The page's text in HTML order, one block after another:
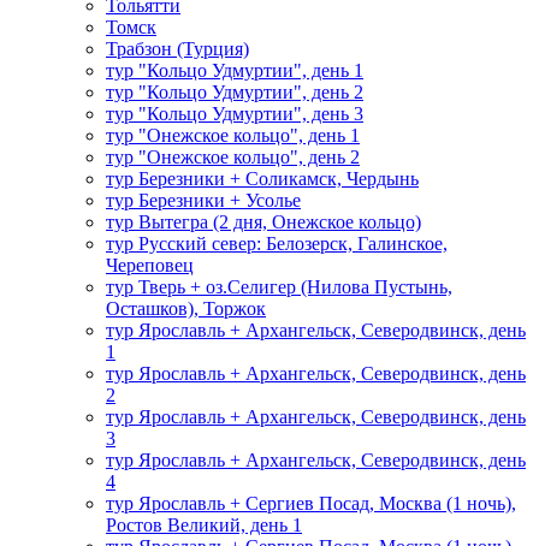
Тольятти
Томск
Трабзон (Турция)
тур "Кольцо Удмуртии", день 1
тур "Кольцо Удмуртии", день 2
тур "Кольцо Удмуртии", день 3
тур "Онежское кольцо", день 1
тур "Онежское кольцо", день 2
тур Березники + Соликамск, Чердынь
тур Березники + Усолье
тур Вытегра (2 дня, Онежское кольцо)
тур Русский север: Белозерск, Галинское,
Череповец
тур Тверь + оз.Селигер (Нилова Пустынь,
Осташков), Торжок
тур Ярославль + Архангельск, Северодвинск, день
1
тур Ярославль + Архангельск, Северодвинск, день
2
тур Ярославль + Архангельск, Северодвинск, день
3
тур Ярославль + Архангельск, Северодвинск, день
4
тур Ярославль + Сергиев Посад, Москва (1 ночь),
Ростов Великий, день 1